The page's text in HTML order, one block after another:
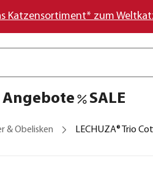
Katzensortiment* zum
Angebote SALE
& Obelisken LECHUZA® Trio